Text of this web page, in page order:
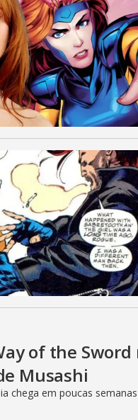
of the
Musashi
chega em poucas